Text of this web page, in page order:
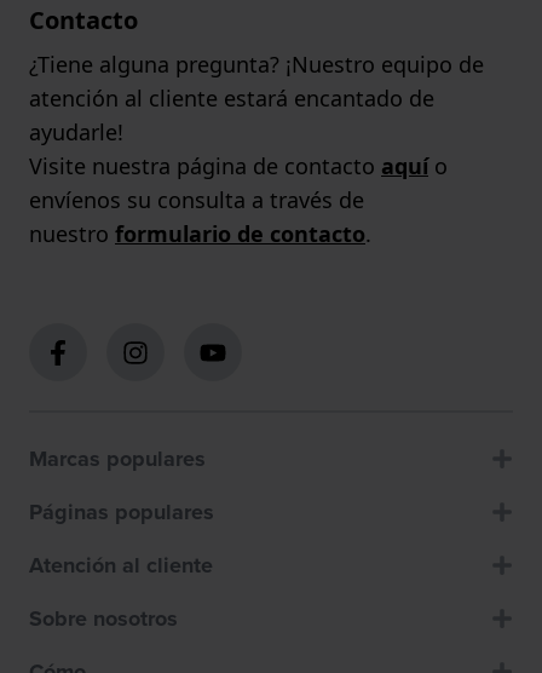
Contacto
¿Tiene alguna pregunta? ¡Nuestro equipo de
atención al cliente estará encantado de
ayudarle!
Visite nuestra página de contacto aquío
envíenos su consulta a través de
nuestro formulario de contacto.
Marcas populares
Páginas populares
Atención al cliente
Sobre nosotros